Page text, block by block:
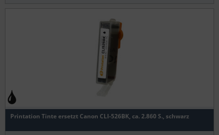
Printation Tinte ersetzt Canon CLI-526BK, ca. 2.860 S., schwarz